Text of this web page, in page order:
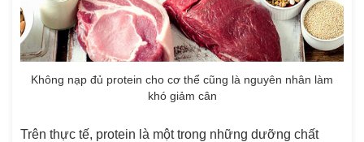
Không nạp đủ protein cho cơ thể cũng là nguyên nhân làm
khó giảm cân
Trên thực tế, protein là một trong những dưỡng chất